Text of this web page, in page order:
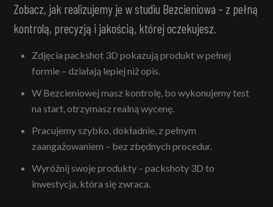
Zobacz, jak realizujemy je w studiu Bezcieniowa – z pełną
kontrolą, precyzją i jakością, której oczekujesz.
Zdjęcia packshot 3D pokazują produkt w pełnej
formie – działają lepiej niż opis.
W Bezcieniowej masz kontrolę, bo wykonujemy test
na start, otrzymasz realną wycenę.
Pracujemy szybko, dokładnie, z pełnym
zaangażowaniem – bez zbędnych procedur.
Wyróżnij swoje produkty – packshoty 3D to
inwestycja, która się zwraca.